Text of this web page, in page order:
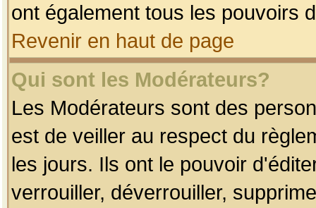
ont également tous les pouvoirs
Revenir en haut de page
Qui sont les Modérateurs?
Les Modérateurs sont des
est de veiller au respect du
les jours. Ils ont le pouvoir
verrouiller, déverrouiller,